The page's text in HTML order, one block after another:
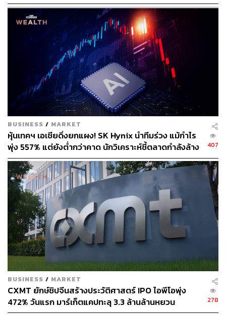
BUSINESS / MARKET
หุ้นเทคฯ เอเชียดิ่งยกแผง! SK Hynix นำทีมร่วง แม้กำไร
พุ่ง 557% แต่ยังต่ำกว่าคาด นักวิเคราะห์ชี้ตลาดกำลังล้าง
‘ฟองสบู่’ AI
407
BUSINESS / MARKET
CXMT ยักษ์ชิปจีนสร้างประวัติศาสตร์ IPO ไอพีโอพุ่ง
472% วันแรก มาร์เก็ตแคปทะลุ 3.3 ล้านล้านหยวน
278